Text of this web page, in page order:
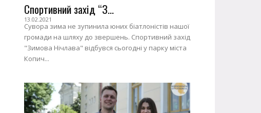
Спортивний захід “З...
13.02.2021
Сувора зима не зупинила юних біатлоністів нашої
громади на шляху до звершень. Спортивний захід
"Зимова Нічлава" відбувся сьогодні у парку міста
Копич...